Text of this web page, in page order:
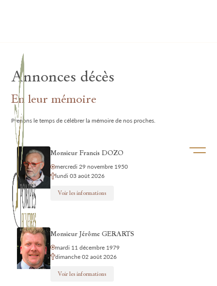
Ouvrir/
Annonces décès
En leur mémoire
Prenons le temps de célébrer la mémoire de nos proches.
Monsieur Francis DOZO
mercredi 29 novembre 1950
lundi 03 août 2026
Voir les informations
Monsieur Jérôme GERARTS
mardi 11 décembre 1979
dimanche 02 août 2026
Voir les informations